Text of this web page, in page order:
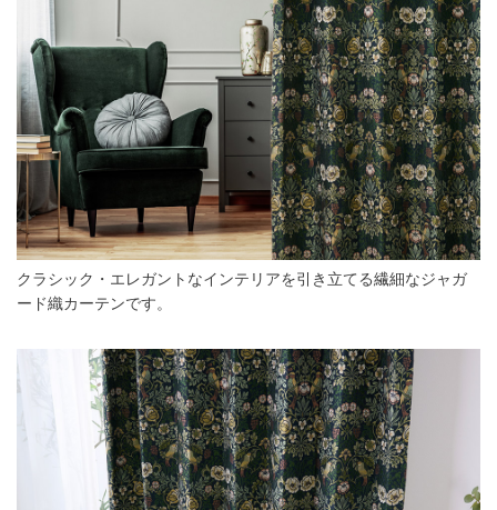
クラシック・エレガントなインテリアを引き立てる繊細なジャガ
ード織カーテンです。